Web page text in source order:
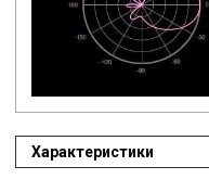
Характеристики